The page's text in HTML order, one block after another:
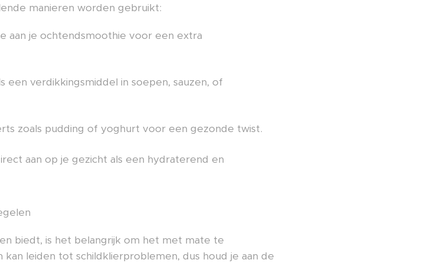
manieren worden gebruikt:
aan je ochtendsmoothie voor een extra
een verdikkingsmiddel in soepen, sauzen, of
zoals pudding of yoghurt voor een gezonde twist.
aan op je gezicht als een hydraterend en
biedt, is het belangrijk om het met mate te
leiden tot schildklierproblemen, dus houd je aan de